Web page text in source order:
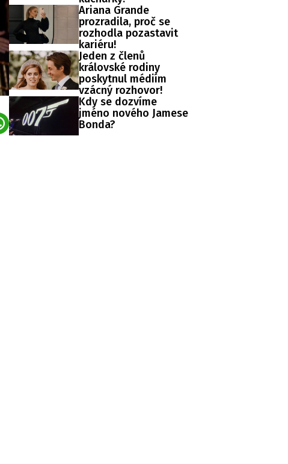
finančníka Jeffreyho Epsteina ve Velké
Británii.
Ariana Grande
prozradila, proč se
rozhodla pozastavit
kariéru!
Jeden z členů
královské rodiny
poskytnul médiím
vzácný rozhovor!
Kdy se dozvíme
jméno nového Jamese
Bonda?